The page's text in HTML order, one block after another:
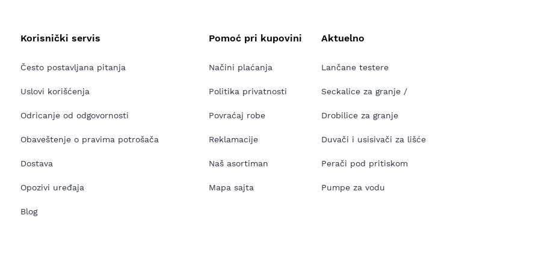
Korisnički servis
Često postavljana pitanja
Uslovi korišćenja
Odricanje od odgovornosti
Obaveštenje o pravima potrošača
Dostava
Opozivi uređaja
Blog
Pomoć pri kupovini
Načini plaćanja
Politika privatnosti
Povraćaj robe
Reklamacije
Naš asortiman
Mapa sajta
Aktuelno
Lančane testere
Seckalice za granje /
Drobilice za granje
Duvači i usisivači za lišće
Perači pod pritiskom
Pumpe za vodu